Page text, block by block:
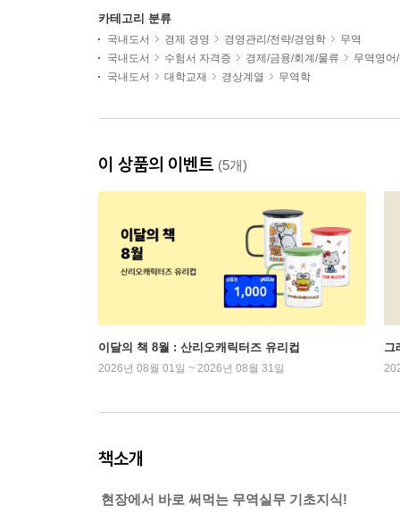
카테고리 분류
국내도서 경제 경영 경영관리/전략/경영학
무역
국내도서
수험서 자격증 경제/금융/회계/물류
무역영어
국내도서
대학교재 경상계열 무역학
이 상품의 이벤트 (5개)
이달의 책 8월 : 산리오캐릭터즈 유리컵
2026년 08월 01일 ~ 2026년 08월 31일
그
책소개
현장에서 바로 써먹는 무역실무 기초지식!